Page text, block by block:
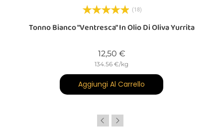
(18)
Tonno Bianco "ventresca" In Olio Di Oliva Yurrita
12,50 €Prezzo
134.56 €/kg
Aggiungi Al Carrello